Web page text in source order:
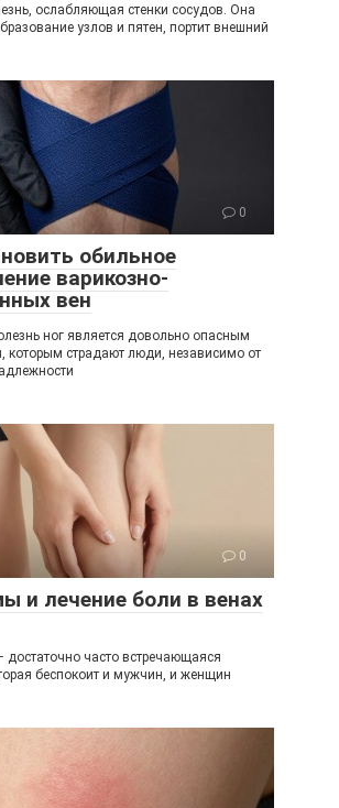
ослабляющая стенки сосудов. Она
узлов и пятен, портит внешний
0
обильное
варикозно-
вен
ног является довольно опасным
которым страдают люди, независимо от
0
и лечение боли в венах
достаточно часто встречающаяся
беспокоит и мужчин, и женщин